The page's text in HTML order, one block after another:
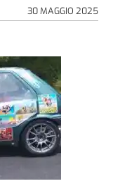
30 MAGGIO 2025